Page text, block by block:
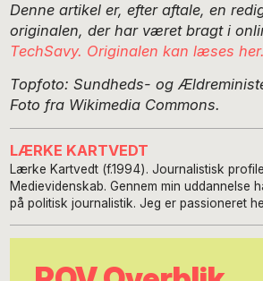
Denne artikel er, efter aftale, en
originalen, der har været bragt i
TechSavy. Originalen kan læses her.
Topfoto: Sundheds- og
Foto fra Wikimedia Commons.
LÆRKE KARTVEDT
Lærke Kartvedt (f.1994). Journalistisk
Medievidenskab. Gennem min uddannelse
på politisk journalistik. Jeg er passioneret
TechSavvy beskæftiger jeg mig med